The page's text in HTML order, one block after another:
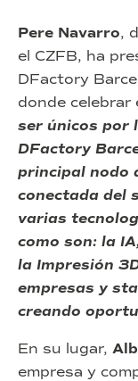
Pere Navarro,
el CZFB, ha
DFactory
donde celebrar
ser únicos por
DFactory
principal nodo
conectada del
varias
como son: la
la Impresión
empresas y
creando
En su lugar,
empresa y